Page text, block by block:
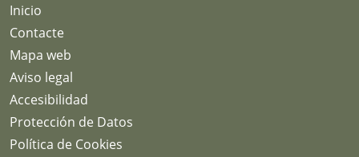
Inicio
Contacte
Mapa web
Aviso legal
Accesibilidad
Protección de Datos
Política de Cookies